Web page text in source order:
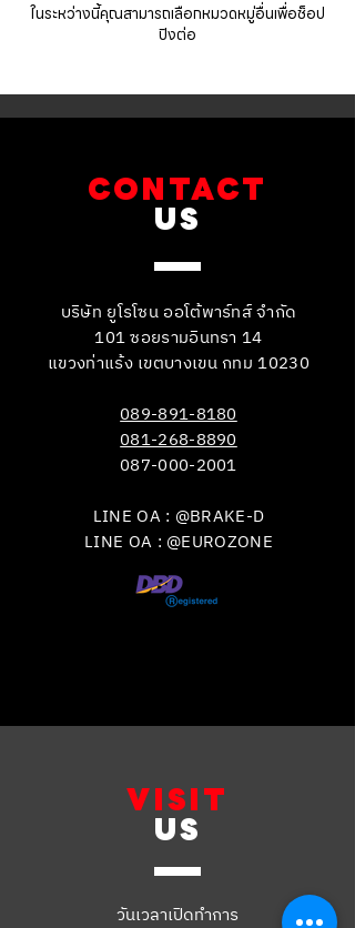
ในระหว่างนี้คุณสามารถเลือกหมวดหมู่อื่นเพื่อช็อป
ปิงต่อ
CONTACT
US
บริษัท ยูโรโซน ออโต้พาร์ทส์ จำกัด
101 ซอยรามอินทรา 14
แขวงท่าแร้ง เขตบางเขน กทม 10230
089-891-8180
081-268-8890
087-000-2001
LINE OA : @BRAKE-D
LINE OA : @EUROZONE
VISIT
US
วันเวลาเปิดทำการ